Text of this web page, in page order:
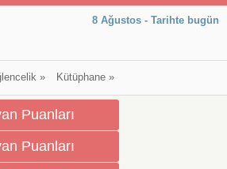
8 Ağustos - Tarihte bugün
» Kütüphane»
Puanları
Puanları